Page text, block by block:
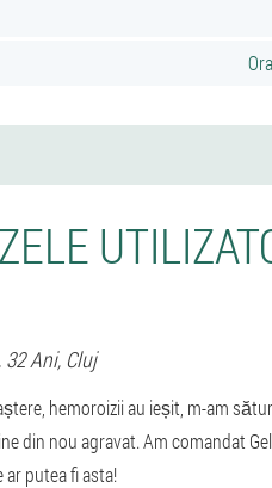
32 Ani, Cluj
hemoroizii au ieșit, m-am
din nou agravat. Am comandat
ar putea fi asta!